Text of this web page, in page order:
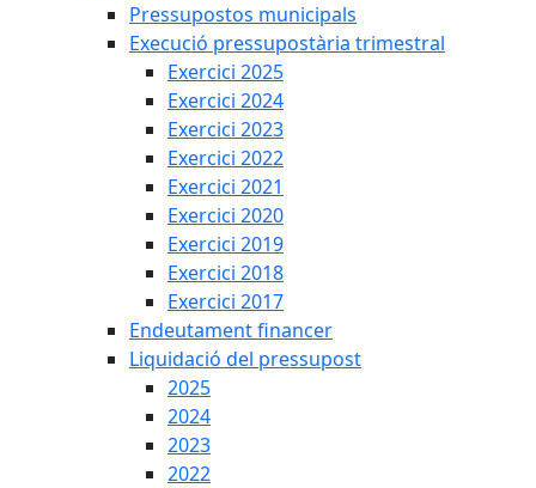
Pressupostos municipals
Execució pressupostària trimestral
Exercici 2025
Exercici 2024
Exercici 2023
Exercici 2022
Exercici 2021
Exercici 2020
Exercici 2019
Exercici 2018
Exercici 2017
Endeutament financer
Liquidació del pressupost
2025
2024
2023
2022